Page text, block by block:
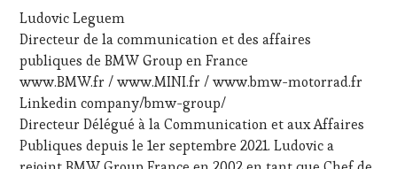
WINE
TASTING,
MÉDIAS,
PRESSE
ÉCRITE,
RADIO,
TV,
WEB,
OENOTOURISME,
2024
Ludovic Leguem
Directeur de la communication et des affaires
publiques de BMW Group en France
www.BMW.fr / www.MINI.fr / www.bmw-motorrad.fr
Linkedin company/bmw-group/
Directeur Délégué à la Communication et aux Affaires
Publiques depuis le 1er septembre 2021. Ludovic a